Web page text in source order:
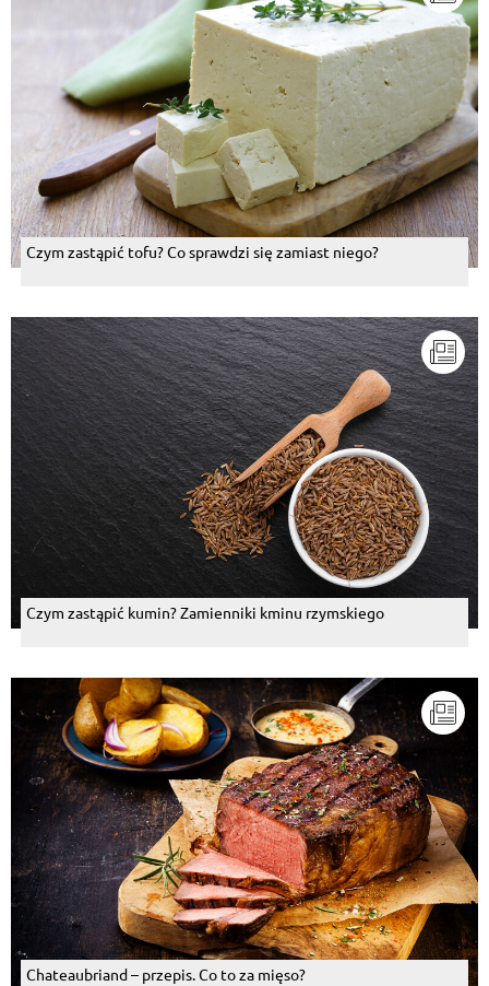
Czym zastąpić tofu? Co sprawdzi się zamiast niego?
Czym zastąpić kumin? Zamienniki kminu rzymskiego
Chateaubriand – przepis. Co to za mięso?